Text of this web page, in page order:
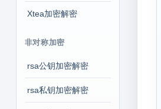
Xtea加密解密
非对称加密
rsa公钥加密解密
rsa私钥加密解密